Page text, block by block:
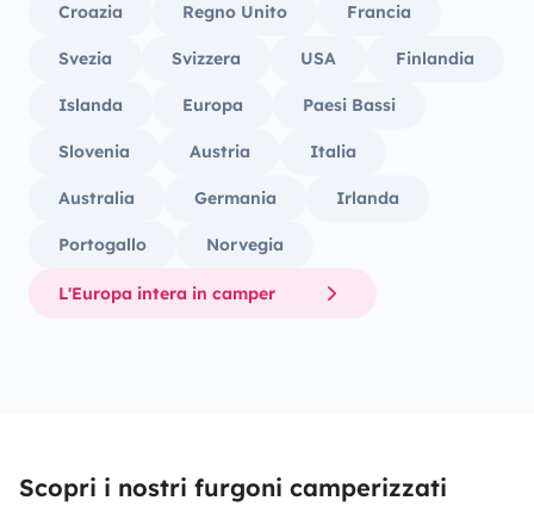
Croazia Regno Unito Francia
Svezia Svizzera USA Finlandia
Islanda Europa Paesi Bassi
Slovenia Austria Italia
Australia Germania Irlanda
Portogallo Norvegia
L'Europa intera in camper
Scopri i nostri furgoni camperizzati